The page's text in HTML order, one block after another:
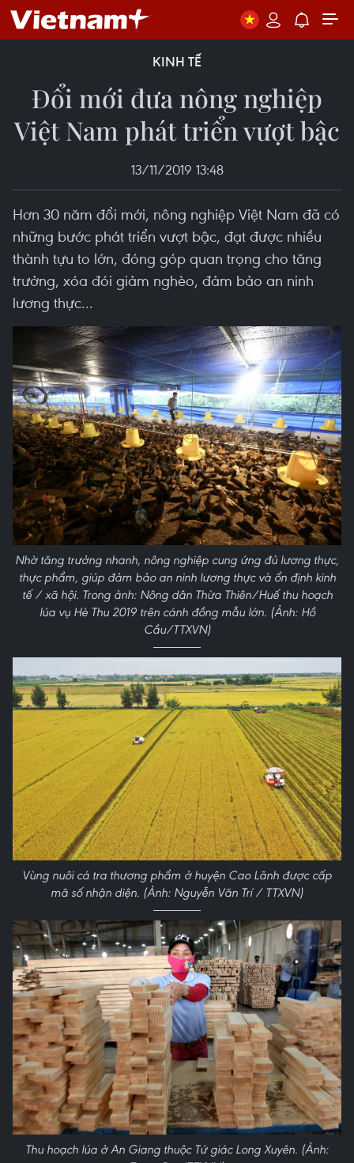
KINH TẾ
Đổi mới đưa nông nghiệp
Việt Nam phát triển vượt bậc
13/11/2019 13:48
Hơn 30 năm đổi mới, nông nghiệp Việt Nam đã có
những bước phát triển vượt bậc, đạt được nhiều
thành tựu to lớn, đóng góp quan trọng cho tăng
trưởng, xóa đói giảm nghèo, đảm bảo an ninh
lương thực...
Nhờ tăng trưởng nhanh, nông nghiệp cung ứng đủ lương thực,
thực phẩm, giúp đảm bảo an ninh lương thực và ổn định kinh
tế / xã hội. Trong ảnh: Nông dân Thừa Thiên/Huế thu hoạch
lúa vụ Hè Thu 2019 trên cánh đồng mẫu lớn. (Ảnh: Hồ
Cầu/TTXVN)
Vùng nuôi cá tra thương phẩm ở huyện Cao Lãnh được cấp
mã số nhận diện. (Ảnh: Nguyễn Văn Trí / TTXVN)
Thu hoạch lúa ở An Giang thuộc Tứ giác Long Xuyên. (Ảnh: